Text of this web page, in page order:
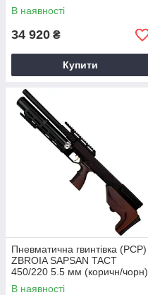
В наявності
34 920 ₴
Купити
Пневматична гвинтівка (РСР)
ZBROIA SAPSAN TACT
450/220 5.5 мм (коричн/чорн)
+ дозвіл
В наявності